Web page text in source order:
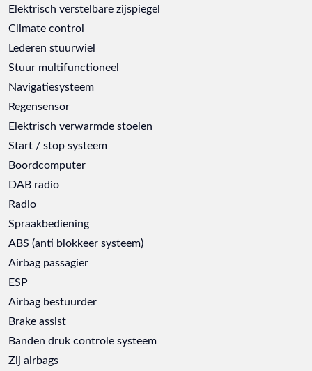
Elektrisch verstelbare zijspiegel
Climate control
Lederen stuurwiel
Stuur multifunctioneel
Navigatiesysteem
Regensensor
Elektrisch verwarmde stoelen
Start / stop systeem
Boordcomputer
DAB radio
Radio
Spraakbediening
ABS (anti blokkeer systeem)
Airbag passagier
ESP
Airbag bestuurder
Brake assist
Banden druk controle systeem
Zij airbags